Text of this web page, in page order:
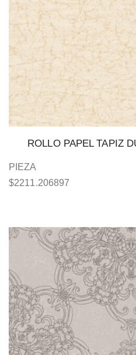
ROLLO PAPEL TAPIZ
PIEZA
$2211.206897